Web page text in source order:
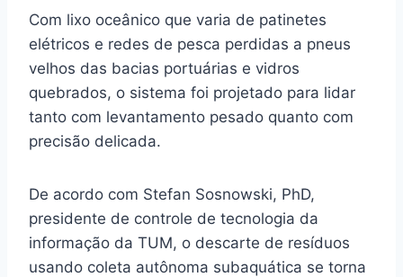
Com lixo oceânico que varia de patinetes
elétricos e redes de pesca perdidas a pneus
velhos das bacias portuárias e vidros
quebrados, o sistema foi projetado para lidar
tanto com levantamento pesado quanto com
precisão delicada.
De acordo com Stefan Sosnowski, PhD,
presidente de controle de tecnologia da
informação da TUM, o descarte de resíduos
usando coleta autônoma subaquática se torna